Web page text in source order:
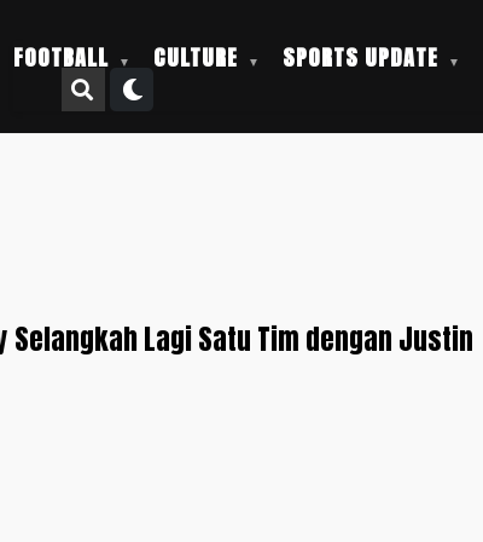
FOOTBALL CULTURE SPORTS UPDATE
Selangkah Lagi Satu Tim dengan Justin